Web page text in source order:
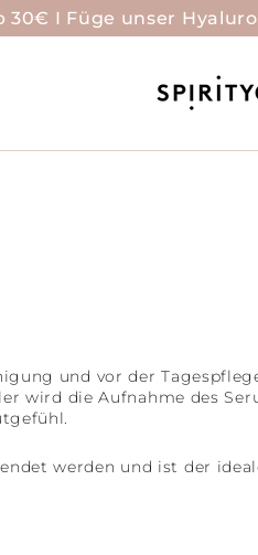
30€ I Füge unser
und vor der
wird die Aufnahme des
werden und ist der